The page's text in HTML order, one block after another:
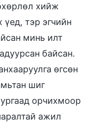
хийж
тэр эгчийн
минь илт
байсан.
өгсөн
шиг
орчихмоор
ажил